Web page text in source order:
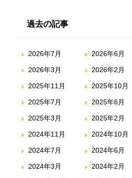
過去の記事
2026年7月 2026年6月
2026年3月 2026年2月
2025年11月 2025年10月
2025年7月 2025年6月
2025年3月 2025年2月
2024年11月 2024年10月
2024年7月 2024年6月
2024年3月 2024年2月